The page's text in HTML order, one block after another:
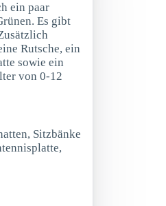
ein paar
Es gibt
Rutsche, ein
sowie ein
von 0-12
Sitzbänke